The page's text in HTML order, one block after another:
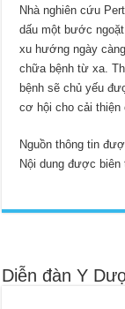
Nhà nghiên cứu
dấu một bước
xu hướng ngày
chữa bệnh từ xa.
bệnh sẽ chủ yếu
cơ hội cho cải thiện
Nguồn thông tin
Nội dung được
Diễn đàn Y